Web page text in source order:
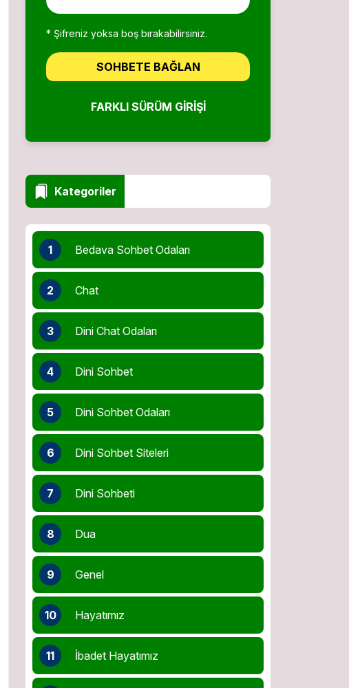
* Şifreniz yoksa boş bırakabilirsiniz.
SOHBETE BAĞLAN
FARKLI SÜRÜM GIRIŞI
Kategoriler
1 Bedava Sohbet Odaları
2 Chat
3 Dini Chat Odaları
4 Dini Sohbet
5 Dini Sohbet Odaları
6 Dini Sohbet Siteleri
7 Dini Sohbeti
8 Dua
9 Genel
10 Hayatımız
11 İbadet Hayatımız